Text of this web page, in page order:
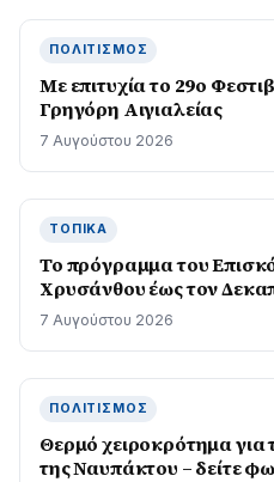
ΠΟΛΙΤΙΣΜΌΣ
Με επιτυχία το 29ο
Γρηγόρη Aιγιαλείας
7 Αυγούστου 2026
ΤΟΠΙΚΆ
Το πρόγραμμα του
Χρυσάνθου έως τον
7 Αυγούστου 2026
ΠΟΛΙΤΙΣΜΌΣ
Θερμό χειροκρότημα
της Ναυπάκτου – δείτε